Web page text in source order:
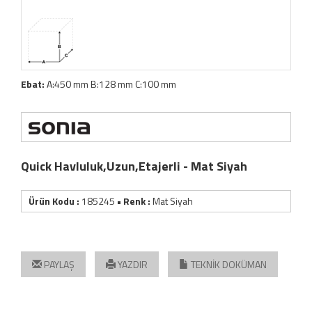
Ebat:A:450 mm B:128 mm C:100 mm
Quick Havluluk,Uzun,Etajerli - Mat Siyah
Ürün Kodu : 185245 • Renk :Mat Siyah
PAYLAŞ YAZDIR TEKNİK DOKÜMAN